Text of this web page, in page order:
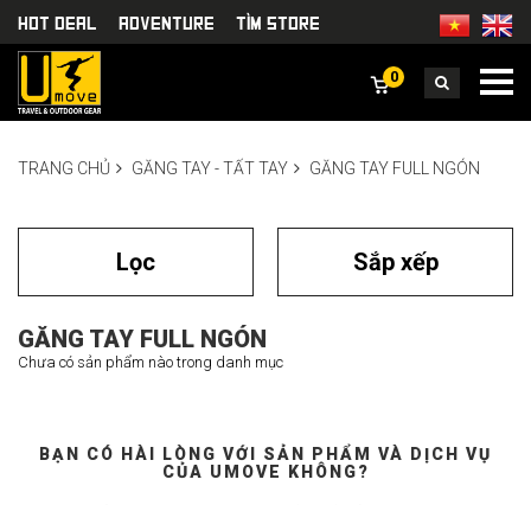
HOT DEAL Adventure TÌm Store
0
TRANG CHỦ GĂNG TAY - TẤT TAY GĂNG TAY FULL NGÓN
Lọc Sắp xếp
GĂNG TAY FULL NGÓN
Chưa có sản phẩm nào trong danh mục
BẠN CÓ HÀI LÒNG VỚI SẢN PHẨM VÀ DỊCH VỤ
CỦA UMOVE KHÔNG?